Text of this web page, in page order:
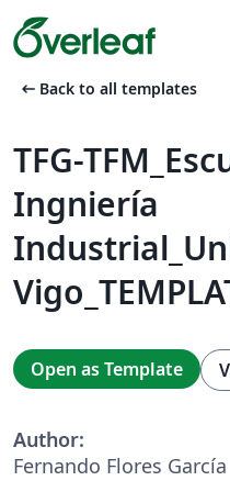
arrow_left_alt Back to all templates
TFG-
Ingniería
Open as Template
Author:
Fernando Flores García